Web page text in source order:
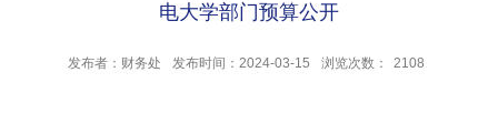
电大学部门预算公开
发布者：财务处 发布时间：2024-03-15 浏览次数： 2108